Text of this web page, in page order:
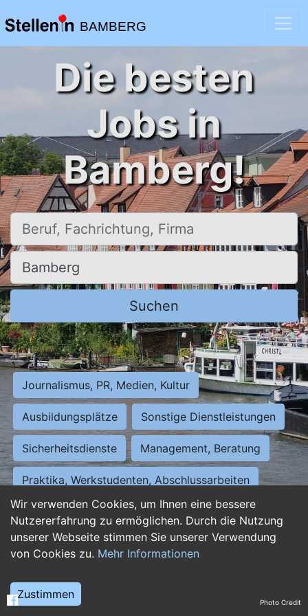
BAMBERG
Wir verwenden Cookies, um Ihnen eine bessere
Nutzererfahrung zu ermöglichen. Durch die Nutzung
unserer Webseite stimmen Sie unserer Verwendung
von Cookies zu. Mehr Informationen
Zustimmen
Die besten
Jobs in
Bamberg!
Beruf, Fachrichtung, Firma
Ort, Stadt
Suchen
Journalismus, PR, Medien, Kultur
Ausbildungsplätze Sonstige Dienstleistungen
Sicherheitsdienste Management, Beratung
Praktika, Werkstudenten, Abschlussarbeiten
Personalwesen Assistenz, Sekretariat
Hilfskräfte, Aushilfs- und Nebenjobs
Weiterbildung, Studium, duale Ausbildung Photo Credit